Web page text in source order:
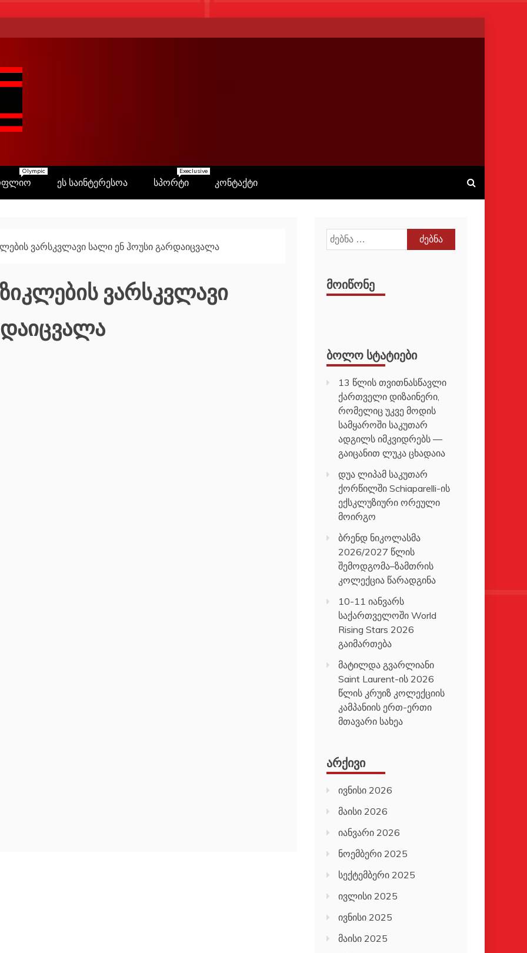
Olympic
ეს საინტერესოა სპორტი
Execlusive
კონტაქტი
ვარსკვლავი სალი ენ ჰოუსი გარდაიცვალა
ვარსკვლავი
ძებნა:
ᲛᲝᲘᲬᲝᲜᲔ
ᲑᲝᲚᲝ ᲡᲢᲐᲢᲘᲔᲑᲘ
13 წლის თვითნასწავლი
ქართველი დიზაინერი,
რომელიც უკვე მოდის
სამყაროში საკუთარ
ადგილს იმკვიდრებს —
გაიცანით ლუკა ცხადაია
დუა ლიპამ საკუთარ
ქორწილში Schiaparelli-ის
ექსკლუზიური ორეული
მოირგო
ბრენდ ნიკოლასმა
2026/2027 წლის
შემოდგომა–ზამთრის
კოლექცია წარადგინა
10-11 იანვარს
საქართველოში World
Rising Stars 2026
გაიმართება
მატილდა გვარლიანი
Saint Laurent-ის 2026
წლის კრუიზ კოლექციის
კამპანიის ერთ-ერთი
მთავარი სახეა
ᲐᲠᲥᲘᲕᲘ
ივნისი 2026
მაისი 2026
იანვარი 2026
ნოემბერი 2025
სექტემბერი 2025
ივლისი 2025
ივნისი 2025
მაისი 2025